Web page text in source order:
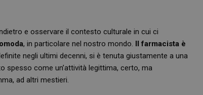
e osservare il contesto culturale in cui ci
, in particolare nel nostro mondo. Il farmacista è
negli ultimi decenni, si è tenuta giustamente a una
spesso come un’attività legittima, certo, ma
ad altri mestieri.